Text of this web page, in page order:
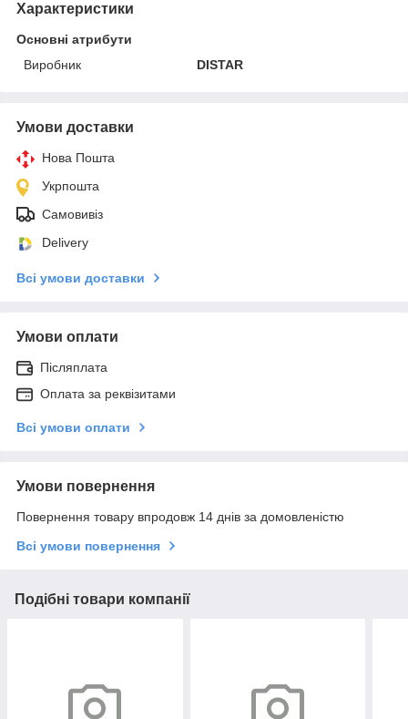
Характеристики
Основні атрибути
Виробник
DISTAR
Умови доставки
Нова Пошта
Укрпошта
Самовивіз
Delivery
Всі умови доставки
Умови оплати
Післяплата
Оплата за реквізитами
Всі умови оплати
Умови повернення
Повернення товару впродовж 14 днів за домовленістю
Всі умови повернення
Подібні товари компанії